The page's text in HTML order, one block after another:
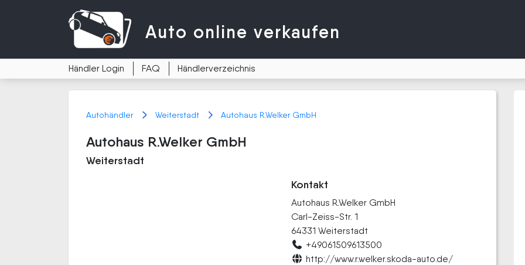
Auto online verkaufen
Händler Login FAQ Händlerverzeichnis
Autohändler Weiterstadt Autohaus R.Welker GmbH
Autohaus R.Welker GmbH
Weiterstadt
Kontakt
Autohaus R.Welker GmbH
Carl-Zeiss-Str. 1
64331 Weiterstadt
+49061509613500
http://www.r.welker.skoda-auto.de/